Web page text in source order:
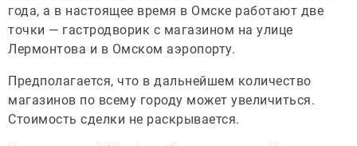
года, а в настоящее время в Омске работают две
точки — гастродворик с магазином на улице
Лермонтова и в Омском аэропорту.
Предполагается, что в дальнейшем количество
магазинов по всему городу может увеличиться.
Стоимость сделки не раскрывается.